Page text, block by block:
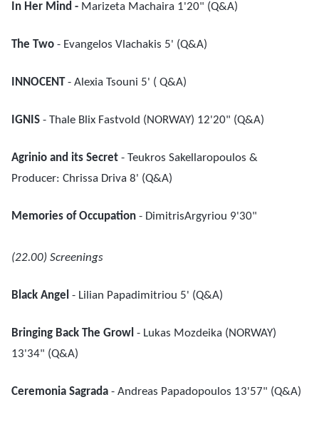
In Her Mind - Marizeta Machaira 1'20" (Q&A)
The Two - Evangelos Vlachakis 5' (Q&A)
INNOCENT- Alexia Tsouni 5' ( Q&A)
IGNIS - Thale Blix Fastvold (NORWAY) 12'20" (Q&A)
Agrinio and its Secret - Teukros Sakellaropoulos &
Producer: Chrissa Driva 8' (Q&A)
Memories of Occupation - DimitrisArgyriou 9'30"
(22.00) Screenings
Black Angel - Lilian Papadimitriou 5' (Q&A)
Bringing Back The Growl - Lukas Mozdeika (NORWAY)
13'34" (Q&A)
Ceremonia Sagrada - Andreas Papadopoulos 13'57" (Q&A)